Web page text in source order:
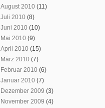
August 2010 (11)
Juli 2010 (8)
Juni 2010 (10)
Mai 2010 (9)
April 2010 (15)
März 2010 (7)
Februar 2010 (6)
Januar 2010 (7)
Dezember 2009 (3)
November 2009 (4)